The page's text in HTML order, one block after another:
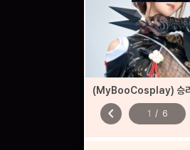
chevron_left 1 / 6